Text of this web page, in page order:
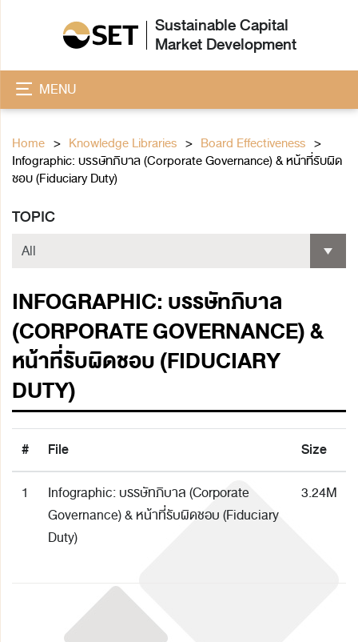
Sustainable Capital
Market Development
MENU
Home Knowledge Libraries
Board Effectiveness
Infographic: บรรษัทภิบาล (Corporate Governance) & หน้าที่รับผิด
ชอบ (Fiduciary Duty)
TOPIC
INFOGRAPHIC: บรรษัทภิบาล
(CORPORATE GOVERNANCE) &
หน้าที่รับผิดชอบ (FIDUCIARY
DUTY)
# File Size
1
Infographic: บรรษัทภิบาล (Corporate
Governance) & หน้าที่รับผิดชอบ (Fiduciary
Duty)
3.24M